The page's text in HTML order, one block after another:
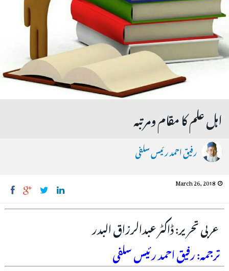
اہل علم کا مقام ومرتبہ
رفیق احمد رئیس سلفی
March 26, 2018
عربی تحریر: ڈاکٹر عبدالرزاق البدر
ترجمہ: رفیق احمد رئیس سلفی